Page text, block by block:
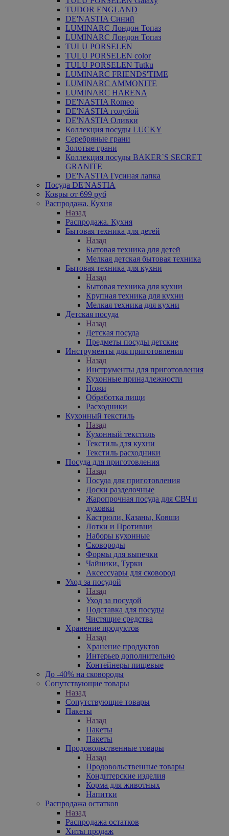
TUDOR ENGLAND
DE'NASTIA Синий
LUMINARC Лондон Топаз
LUMINARC Лондон Топаз
TULU PORSELEN
TULU PORSELEN color
TULU PORSELEN Tutku
LUMINARC FRIENDS'TIME
LUMINARC AMMONITE
LUMINARC HARENA
DE'NASTIA Romeo
DE'NASTIA голубой
DE'NASTIA Оливки
Коллекция посуды LUCKY
Серебряные грани
Золотые грани
Коллекция посуды BAKER`S SECRET
GRANITE
DE'NASTIA Гусиная лапка
Посуда DE'NASTIA
Ковры от 699 руб
Распродажа. Кухня
Назад
Распродажа. Кухня
Бытовая техника для детей
Назад
Бытовая техника для детей
Мелкая детская бытовая техника
Бытовая техника для кухни
Назад
Бытовая техника для кухни
Крупная техника для кухни
Мелкая техника для кухни
Детская посуда
Назад
Детская посуда
Предметы посуды детские
Инструменты для приготовления
Назад
Инструменты для приготовления
Кухонные принадлежности
Ножи
Обработка пищи
Расходники
Кухонный текстиль
Назад
Кухонный текстиль
Текстиль для кухни
Текстиль расходники
Посуда для приготовления
Назад
Посуда для приготовления
Доски разделочные
Жаропрочная посуда для СВЧ и
духовки
Кастрюли, Казаны, Ковши
Лотки и Противни
Наборы кухонные
Сковороды
Формы для выпечки
Чайники, Турки
Аксессуары для сковород
Уход за посудой
Назад
Уход за посудой
Подставка для посуды
Чистящие средства
Хранение продуктов
Назад
Хранение продуктов
Интерьер дополнительно
Контейнеры пищевые
До -40% на сковороды
Сопутствующие товары
Назад
Сопутствующие товары
Пакеты
Назад
Пакеты
Пакеты
Продовольственные товары
Назад
Продовольственные товары
Кондитерские изделия
Корма для животных
Напитки
Распродажа остатков
Назад
Распродажа остатков
Хиты продаж